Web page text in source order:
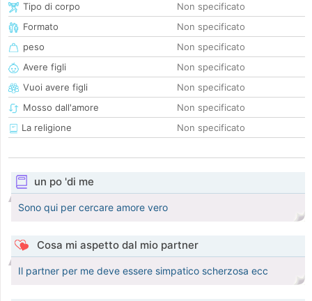
Tipo di corpo
Non specificato
Formato
Non specificato
peso
Non specificato
Avere figli
Non specificato
Vuoi avere figli
Non specificato
Mosso dall'amore
Non specificato
La religione
Non specificato
un po 'di me
Sono qui per cercare amore vero
Cosa mi aspetto dal mio partner
Il partner per me deve essere simpatico scherzosa ecc